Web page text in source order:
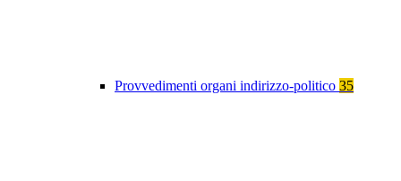
Provvedimenti organi indirizzo-politico 35